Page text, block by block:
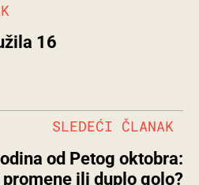
16
od Petog oktobra:
ili duplo golo?
SLEDEĆI ČLANAK